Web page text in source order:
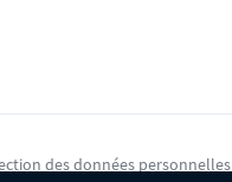
des données personnelles